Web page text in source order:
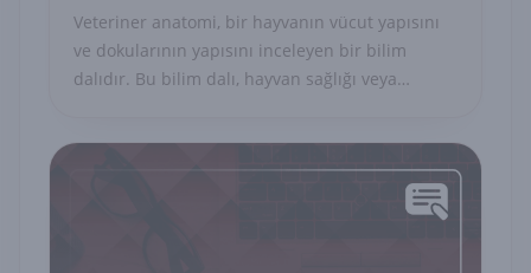
Veteriner anatomi, bir hayvanın vücut yapısını
ve dokularının yapısını inceleyen bir bilim
dalıdır. Bu bilim dalı, hayvan sağlığı veya
yüksek lisans programları, hayvanların vücut
yapısını ve dokularının yapısını daha detaylı bir